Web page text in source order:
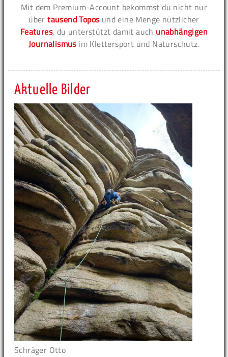
Mit dem Premium-Account bekommst du nicht nur
übertausend Toposund eine Menge nützlicher
Features, du unterstützt damit auch unabhängigen
Journalismusim Klettersport und Naturschutz.
Aktuelle Bilder
Schräger Otto